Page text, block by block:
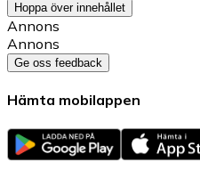
Hoppa över innehållet
Annons
Annons
Ge oss feedback
Hämta mobilappen